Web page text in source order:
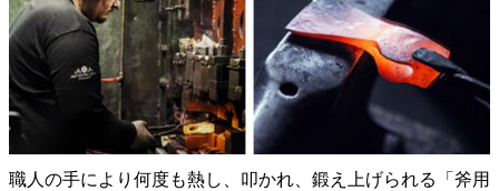
職人の手により何度も熱し、叩かれ、鍛え上げられる「斧用